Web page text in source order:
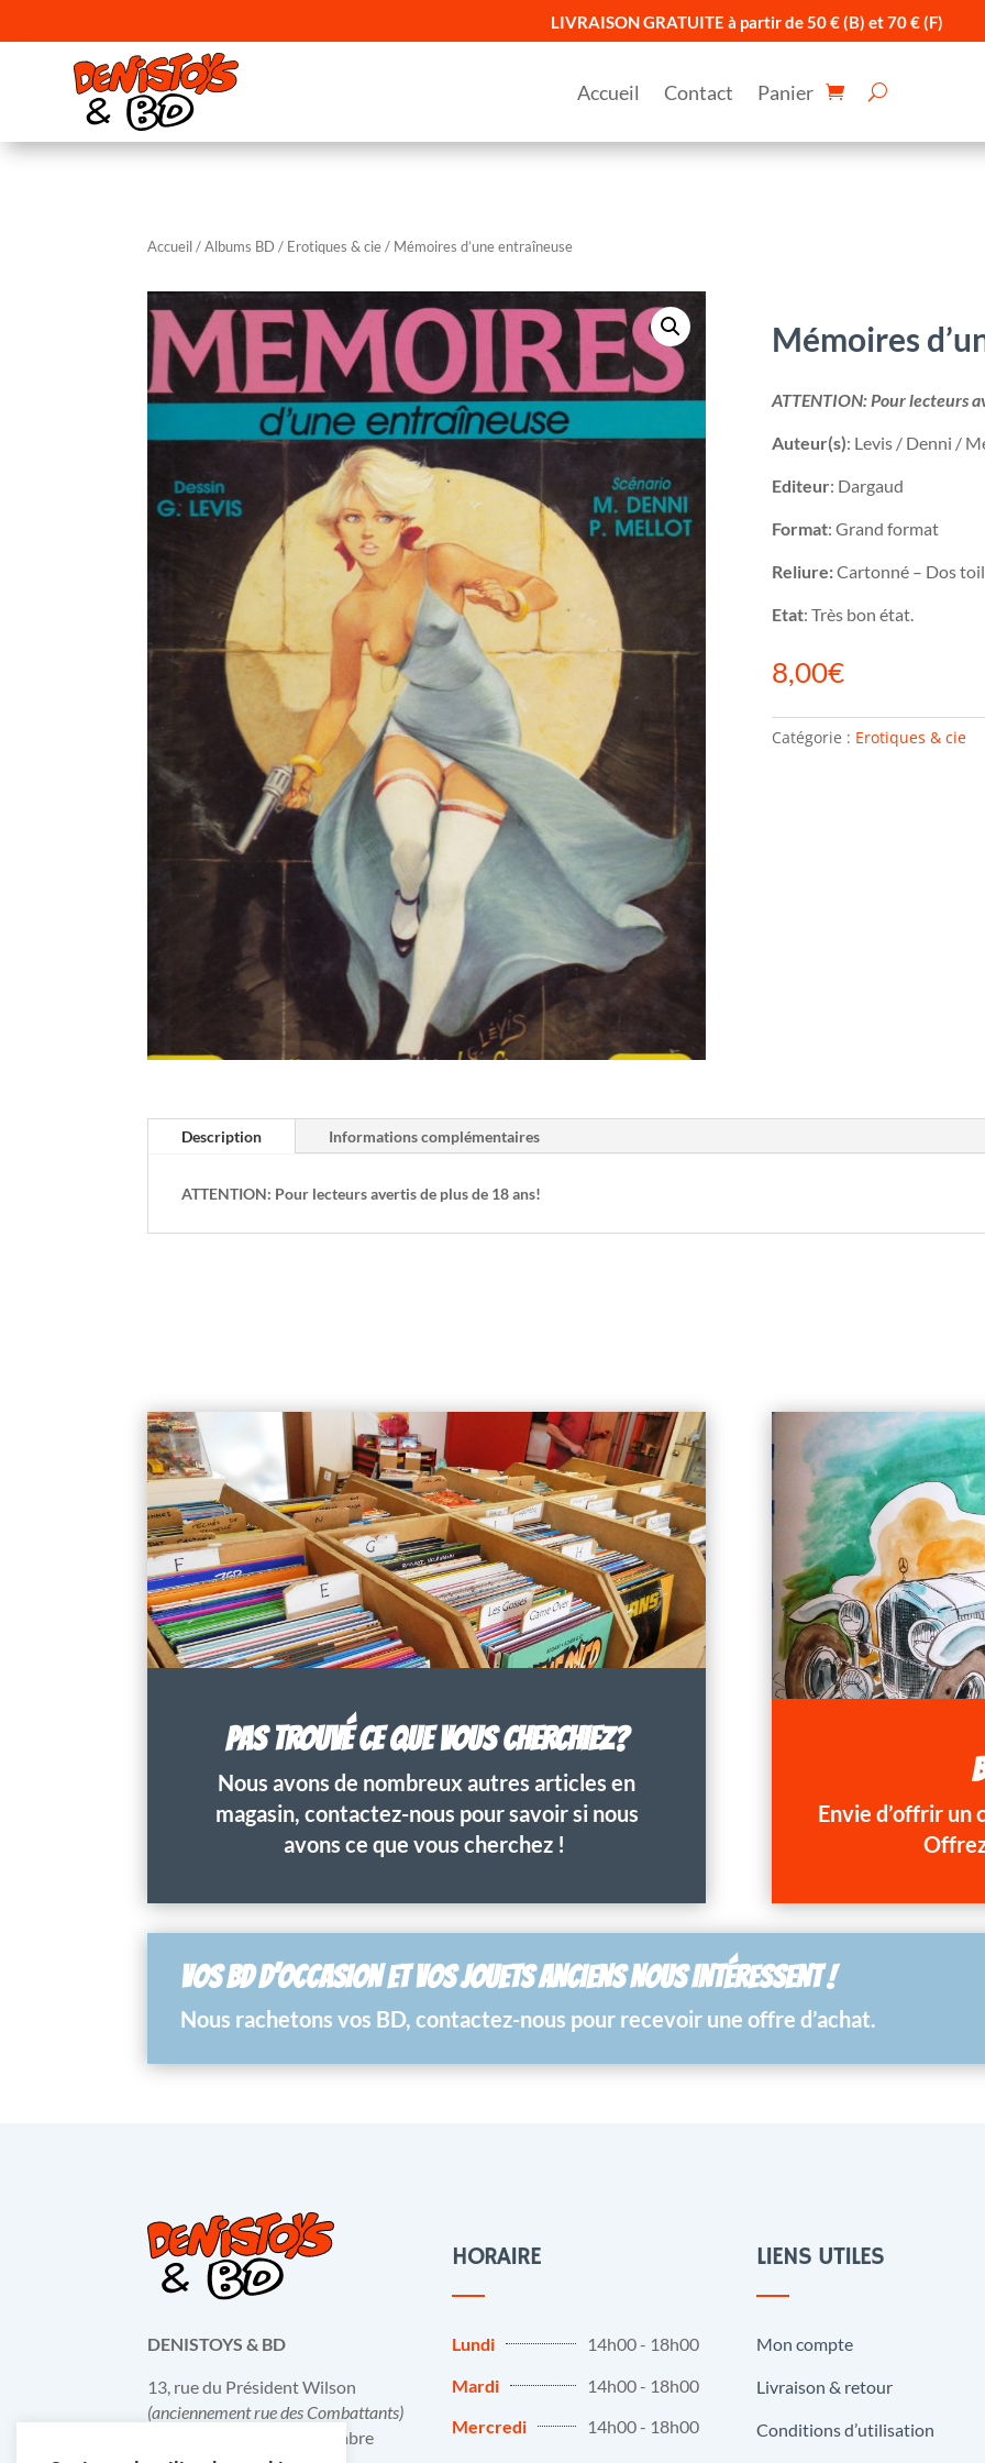
LIVRAISON GRATUITE à partir de 50 € (B) et 70 € (F)
Accueil Contact Panier
Accueil/Albums BD / Erotiques & cie/ Mémoires d’une entraîneuse
Mémoires
ATTENTION: Pour lecteurs
Auteur(s): Levis / Denni /
Editeur: Dargaud
Format: Grand format
Reliure:Cartonné – Dos
Etat: Très bon état.
8,00€
Catégorie : Erotiques & cie
Description Informations complémentaires
ATTENTION: Pour lecteurs avertis de plus de 18 ans!
PAS TROUVÉ CE QUE VOUS CHERCHIEZ?
Nous avons de nombreux autres articles en
magasin, contactez-nous pour savoir si nous
avons ce que vous cherchez !
Envie d’offrir un
VOS BD D’OCCASION ET VOS JOUETS ANCIENS NOUS INTÉRESSENT !
Nous rachetons vos BD, contactez-nous pour recevoir une offre d’achat.
DENISTOYS & BD
13, rue du Président Wilson
(anciennement rue des Combattants)
B-6031 Monceau-sur-Sambre
HORAIRE
Lundi
14h00 - 18h00
Mardi
14h00 - 18h00
Mercredi
14h00 - 18h00
LIENS UTILES
Mon compte
Livraison & retour
Conditions d’utilisation